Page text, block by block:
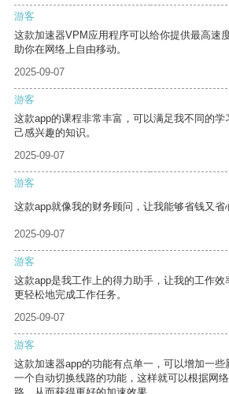
游客
这款加速器VPM应用程序可以给你提供最高速
助你在网络上自由移动。
2025-09-07
游客
这款app的课程非常丰富，可以满足我不同的学
己感兴趣的知识。
2025-09-07
游客
这款app就像我的财务顾问，让我能够省钱又省
2025-09-07
游客
这款app是我工作上的得力助手，让我的工作
更轻松地完成工作任务。
2025-09-07
游客
这款加速器app的功能有点单一，可以增加一
一个自动切换线路的功能，这样就可以根据网